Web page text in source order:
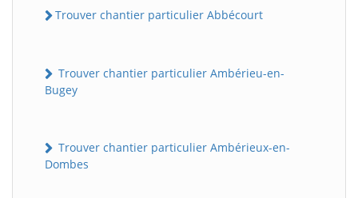
Trouver chantier particulier Abbécourt
Trouver chantier particulier Ambérieu-en-
Bugey
Trouver chantier particulier Ambérieux-en-
Dombes